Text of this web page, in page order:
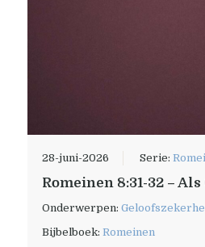
28-juni-2026 Serie:
Romeinen 8:31-32 –
Onderwerpen:
Bijbelboek: Romeinen